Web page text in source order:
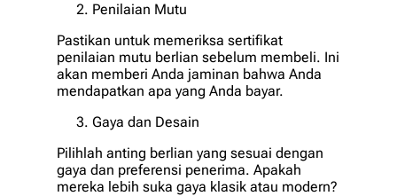
Penilaian Mutu
Pastikan untuk memeriksa sertifikat
penilaian mutu berlian sebelum membeli. Ini
akan memberi Anda jaminan bahwa Anda
mendapatkan apa yang Anda bayar.
Gaya dan Desain
Pilihlah anting berlian yang sesuai dengan
gaya dan preferensi penerima. Apakah
mereka lebih suka gaya klasik atau modern?